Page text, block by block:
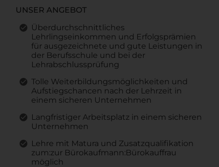
UNSER ANGEBOT
Überdurchschnittliches
Lehrlingseinkommen und Erfolgsprämien
für ausgezeichnete und gute Leistungen in
der Berufsschule und bei der
Lehrabschlussprüfung
Tolle Weiterbildungsmöglichkeiten und
Aufstiegschancen nach der Lehrzeit in
einem sicheren Unternehmen
Langfristiger Arbeitsplatz in einem sicheren
Unternehmen
Lehre mit Matura und Zusatzqualifikation
zum:zur Bürokaufmann:Bürokauffrau
möglich